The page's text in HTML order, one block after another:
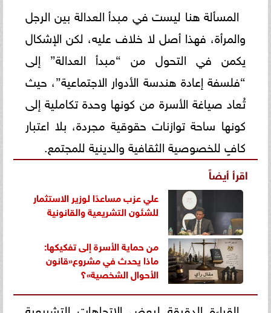
المسألة هنا ليست في مبدأ العدالة بين الرجل
والمرأة، فهذا أصل لا خلاف عليه، لكن الإشكال
يكمن في التحول من “مبدأ العدالة” إلى
“فلسفة إعادة هندسة الأدوار الاجتماعية”، حيث
تُعاد صياغة الأسرة من كونها وحدة تكاملية إلى
كونها ساحة توازنات حقوقية مجردة، بلا اعتبار
كافٍ للخصوصية الثقافية والدينية للمجتمع.
اقرأ أيضاً
علي عزب مساعدًا لوزير الاستثمار
للشئون التشريعية والقانونية
من حماية الأسرة إلى تفكيكها:
ماذا يحدث في مشروع«قانون
الأحوال الشخصية»؟
القراءة الدقيقة لبعض الاتجاهات التشريعية